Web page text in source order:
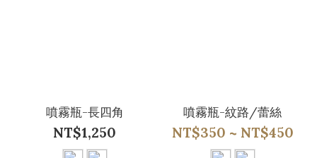
噴霧瓶-長四角
NT$1,250
噴霧瓶-紋路/蕾絲
NT$350 ~ NT$450